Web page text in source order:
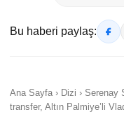
Bu haberi paylaş:
Ana Sayfa › Dizi › Serenay
transfer, Altın Palmiye’li